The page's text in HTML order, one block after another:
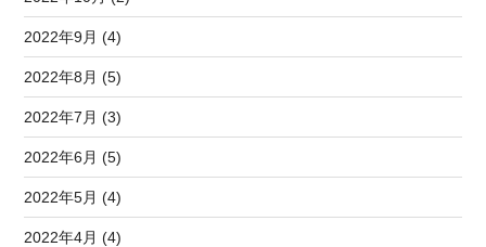
2022年9月 (4)
2022年8月 (5)
2022年7月 (3)
2022年6月 (5)
2022年5月 (4)
2022年4月 (4)